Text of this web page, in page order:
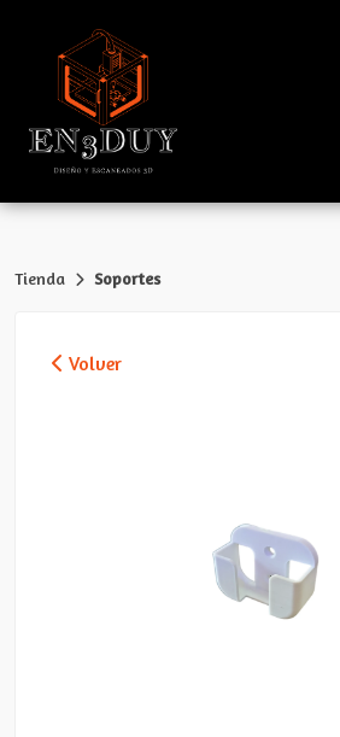
Tienda Soportes
Volver